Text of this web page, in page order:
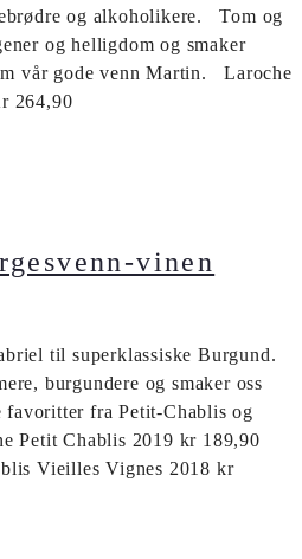
og alkoholikere. Tom og
og helligdom og smaker
vår gode venn Martin. Laroche
Kr 264,90
vinen
til superklassiske Burgund.
burgundere og smaker oss
favoritter fra Petit-Chablis og
Petit Chablis 2019 kr 189,90
Vieilles Vignes 2018 kr